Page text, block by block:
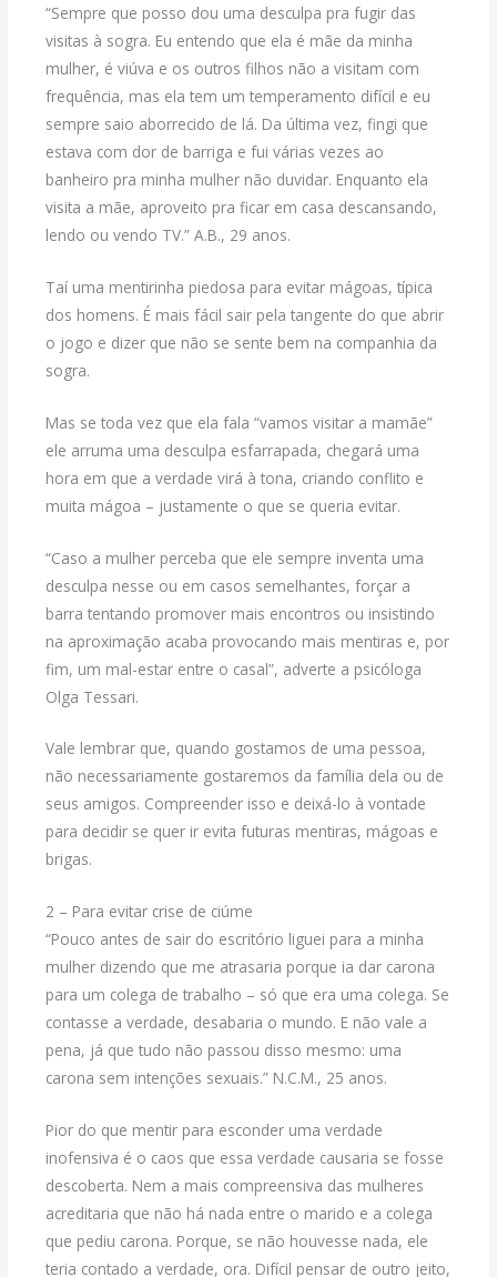
“Sempre que posso dou uma desculpa pra fugir das
visitas à sogra. Eu entendo que ela é mãe da minha
mulher, é viúva e os outros filhos não a visitam com
frequência, mas ela tem um temperamento difícil e eu
sempre saio aborrecido de lá. Da última vez, fingi que
estava com dor de barriga e fui várias vezes ao
banheiro pra minha mulher não duvidar. Enquanto ela
visita a mãe, aproveito pra ficar em casa descansando,
lendo ou vendo TV.” A.B., 29 anos.
Taí uma mentirinha piedosa para evitar mágoas, típica
dos homens. É mais fácil sair pela tangente do que abrir
o jogo e dizer que não se sente bem na companhia da
sogra.
Mas se toda vez que ela fala “vamos visitar a mamãe”
ele arruma uma desculpa esfarrapada, chegará uma
hora em que a verdade virá à tona, criando conflito e
muita mágoa – justamente o que se queria evitar.
“Caso a mulher perceba que ele sempre inventa uma
desculpa nesse ou em casos semelhantes, forçar a
barra tentando promover mais encontros ou insistindo
na aproximação acaba provocando mais mentiras e, por
fim, um mal-estar entre o casal”, adverte a psicóloga
Olga Tessari.
Vale lembrar que, quando gostamos de uma pessoa,
não necessariamente gostaremos da família dela ou de
seus amigos. Compreender isso e deixá-lo à vontade
para decidir se quer ir evita futuras mentiras, mágoas e
brigas.
2 – Para evitar crise de ciúme
“Pouco antes de sair do escritório liguei para a minha
mulher dizendo que me atrasaria porque ia dar carona
para um colega de trabalho – só que era uma colega. Se
contasse a verdade, desabaria o mundo. E não vale a
pena, já que tudo não passou disso mesmo: uma
carona sem intenções sexuais.” N.C.M., 25 anos.
Pior do que mentir para esconder uma verdade
inofensiva é o caos que essa verdade causaria se fosse
descoberta. Nem a mais compreensiva das mulheres
acreditaria que não há nada entre o marido e a colega
que pediu carona. Porque, se não houvesse nada, ele
teria contado a verdade, ora. Difícil pensar de outro jeito,